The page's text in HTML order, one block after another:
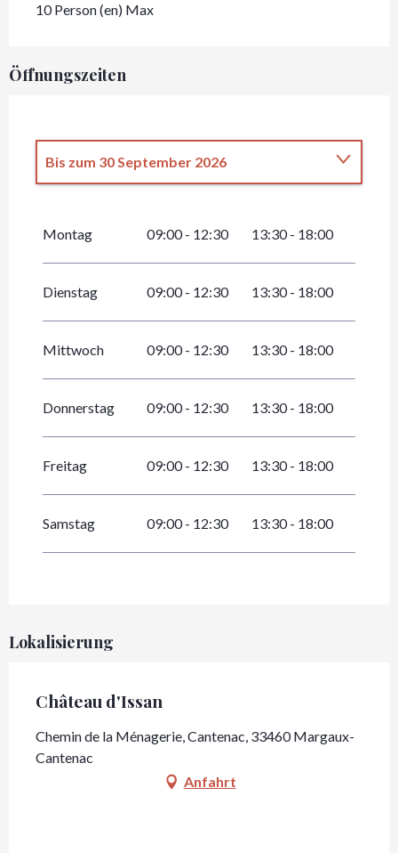
10 Person (en) Max
Öffnungszeiten
Bis zum 30 September 2026
vom 1 Oktober 2026bis zum31
Montag 09:00 - 12:30 13:30 - 18:00
Dienstag 09:00 - 12:30 13:30 - 18:00
Mittwoch 09:00 - 12:30 13:30 - 18:00
Donnerstag 09:00 - 12:30 13:30 - 18:00
Freitag 09:00 - 12:30 13:30 - 18:00
Samstag 09:00 - 12:30 13:30 - 18:00
Lokalisierung
Château d'Issan
Chemin de la Ménagerie, Cantenac, 33460 Margaux-
Cantenac
Anfahrt